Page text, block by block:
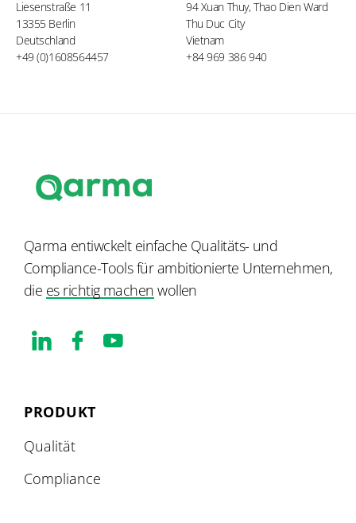
Liesenstraße 11
13355 Berlin
Deutschland
+49 (0)1608564457
94 Xuan Thuy, Thao Dien Ward
Thu Duc City
Vietnam
+84 969 386 940
Qarma entiwckelt einfache Qualitäts- und
Compliance-Tools für ambitionierte Unternehmen,
die es richtig machen wollen
PRODUKT
Qualität
Compliance